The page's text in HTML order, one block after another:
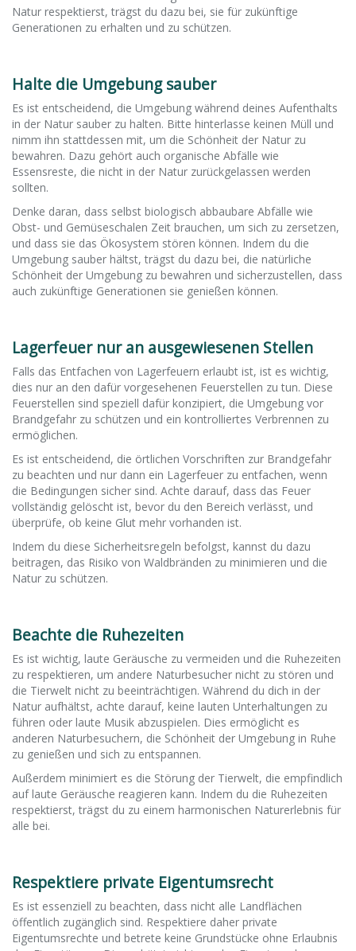
Natur respektierst, trägst du dazu bei, sie für zukünftige
Generationen zu erhalten und zu schützen.
Halte die Umgebung sauber
Es ist entscheidend, die Umgebung während deines Aufenthalts
in der Natur sauber zu halten. Bitte hinterlasse keinen Müll und
nimm ihn stattdessen mit, um die Schönheit der Natur zu
bewahren. Dazu gehört auch organische Abfälle wie
Essensreste, die nicht in der Natur zurückgelassen werden
sollten.
Denke daran, dass selbst biologisch abbaubare Abfälle wie
Obst- und Gemüseschalen Zeit brauchen, um sich zu zersetzen,
und dass sie das Ökosystem stören können. Indem du die
Umgebung sauber hältst, trägst du dazu bei, die natürliche
Schönheit der Umgebung zu bewahren und sicherzustellen, dass
auch zukünftige Generationen sie genießen können.
Lagerfeuer nur an ausgewiesenen Stellen
Falls das Entfachen von Lagerfeuern erlaubt ist, ist es wichtig,
dies nur an den dafür vorgesehenen Feuerstellen zu tun. Diese
Feuerstellen sind speziell dafür konzipiert, die Umgebung vor
Brandgefahr zu schützen und ein kontrolliertes Verbrennen zu
ermöglichen.
Es ist entscheidend, die örtlichen Vorschriften zur Brandgefahr
zu beachten und nur dann ein Lagerfeuer zu entfachen, wenn
die Bedingungen sicher sind. Achte darauf, dass das Feuer
vollständig gelöscht ist, bevor du den Bereich verlässt, und
überprüfe, ob keine Glut mehr vorhanden ist.
Indem du diese Sicherheitsregeln befolgst, kannst du dazu
beitragen, das Risiko von Waldbränden zu minimieren und die
Natur zu schützen.
Beachte die Ruhezeiten
Es ist wichtig, laute Geräusche zu vermeiden und die Ruhezeiten
zu respektieren, um andere Naturbesucher nicht zu stören und
die Tierwelt nicht zu beeinträchtigen. Während du dich in der
Natur aufhältst, achte darauf, keine lauten Unterhaltungen zu
führen oder laute Musik abzuspielen. Dies ermöglicht es
anderen Naturbesuchern, die Schönheit der Umgebung in Ruhe
zu genießen und sich zu entspannen.
Außerdem minimiert es die Störung der Tierwelt, die empfindlich
auf laute Geräusche reagieren kann. Indem du die Ruhezeiten
respektierst, trägst du zu einem harmonischen Naturerlebnis für
alle bei.
Respektiere private Eigentumsrecht
Es ist essenziell zu beachten, dass nicht alle Landflächen
öffentlich zugänglich sind. Respektiere daher private
Eigentumsrechte und betrete keine Grundstücke ohne Erlaubnis